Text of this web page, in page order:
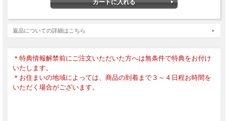
返品についての詳細はこちら
＊特典情報解禁前にご注文いただいた方へは無条件で特典をお付け
いたします。
＊お住まいの地域によっては、商品の到着まで３～４日程お時間を
いただく場合がございます。